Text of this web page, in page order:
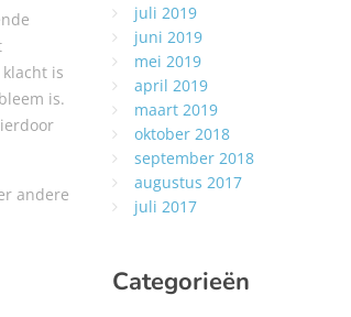
is
is.
andere
juli 2019
juni 2019
mei 2019
april 2019
maart 2019
oktober 2018
september 2018
augustus 2017
juli 2017
Categorieën